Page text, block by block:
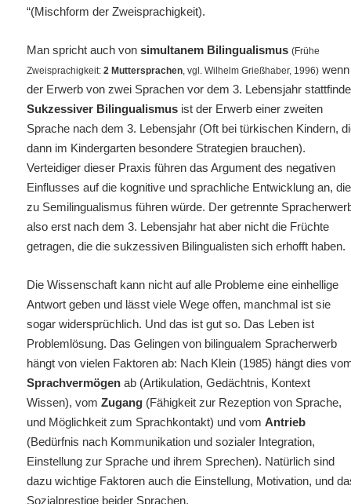
“(Mischform der Zweisprachigkeit).
Man spricht auch vonsimultanem Bilingualismus (Frühe
Zweisprachigkeit:2 Muttersprachen, vgl. Wilhelm Grießhaber, 1996) wenn
der Erwerb von zwei Sprachen vor dem 3. Lebensjahr
Sukzessiver Bilingualismus ist der Erwerb einer zweiten
Sprache nach dem 3. Lebensjahr (Oft bei türkischen Kindern,
dann im Kindergarten besondere Strategien brauchen).
Verteidiger dieser Praxis führen das Argument des negativen
Einflusses auf die kognitive und sprachliche Entwicklung an, die
zu Semilingualismus führen würde. Der getrennte
also erst nach dem 3. Lebensjahr hat aber nicht die Früchte
getragen, die die sukzessiven Bilingualisten sich erhofft haben.
Die Wissenschaft kann nicht auf alle Probleme eine einhellige
Antwort geben und lässt viele Wege offen, manchmal ist sie
sogar widersprüchlich. Und das ist gut so. Das Leben ist
Problemlösung. Das Gelingen von bilingualem Spracherwerb
hängt von vielen Faktoren ab: Nach Klein (1985) hängt dies
Sprachvermögen ab (Artikulation, Gedächtnis, Kontext
Wissen), vomZugang (Fähigkeit zur Rezeption von Sprache,
und Möglichkeit zum Sprachkontakt) und vomAntrieb
(Bedürfnis nach Kommunikation und sozialer Integration,
Einstellung zur Sprache und ihrem Sprechen). Natürlich sind
dazu wichtige Faktoren auch die Einstellung, Motivation, und
Sozialprestige beider Sprachen.